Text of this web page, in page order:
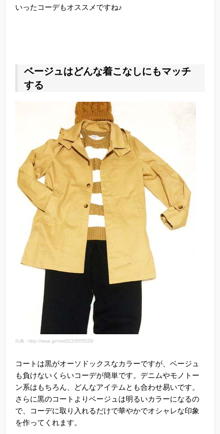
いったコーデもオススメですね♪
ベージュはどんな着こなしにもマッチ
する
出典：http://wear.jp/vivid322/8555520/
コートは黒がオーソドックスなカラーですが、ベージュ
も負けないくらいコーデが簡単です。デニムやモノトー
ン系はもちろん、どんなアイテムとも合わせ易いです。
さらに黒のコートよりベージュは明るいカラーになるの
で、コーデに取り入れるだけで華やかでオシャレな印象
を作ってくれます。